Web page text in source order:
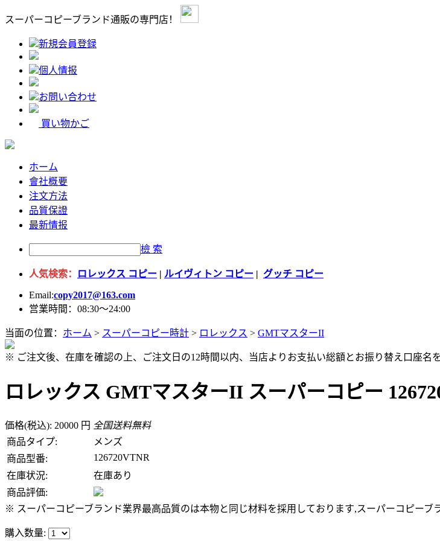
スーパーコピーブランド通販の専門店！
新規会員登録
個人情报
お問い合わせ
買い物かご
ホーム
會社概要
注文方法
品質保證
最新情报
檢 索
人気検索： ロレックス コピー | ルイヴィトン コピー | グッチ コピー
Email:copy2017@163.com
営業時間：08:30～24:00
当面の位置： ホーム > スーパーコピー時計 > ロレックス > GMTマスターII
※ ご注文後、在庫を確認の上、ご注文日の12時間以内、当店よりお支払い総額とお振り替え口座名
ロレックス GMTマスターII スーパーコピー
価格(税込): 20000 円 全国送料無料
商品タイプ:
メンズ
商品型番:
126720VTNR
在庫状況:
在庫あり
商品評価:
※ スーパーコピーブランド業界最高品質のは本物と同じ材料を採用しております,スーパーコピーブ
購入数量: